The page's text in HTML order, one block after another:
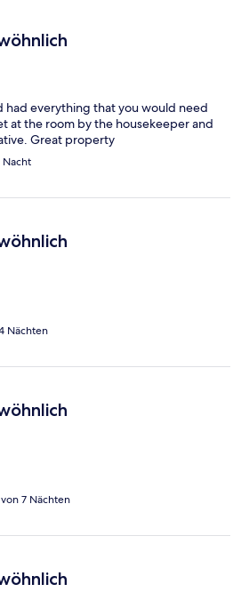
had everything that you would need
at the room by the housekeeper and
Great property
Nacht
Nächten
7 Nächten